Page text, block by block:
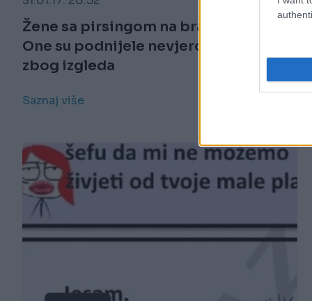
Žene sa pirsingom na bradavicama:
One su podnijele nevjerovatan bol
zbog izgleda
Saznaj više